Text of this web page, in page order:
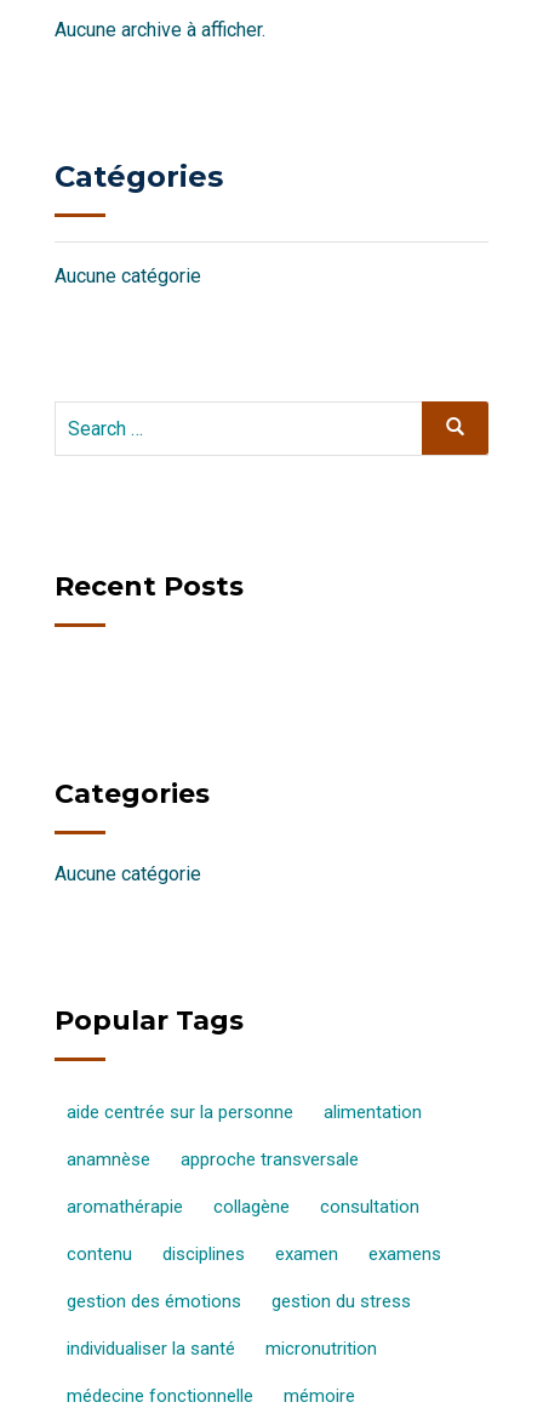
Aucune archive à afficher.
Catégories
Aucune catégorie
Search
Search
Recent Posts
Categories
Aucune catégorie
Popular Tags
aide centrée sur la personne alimentation
anamnèse approche transversale
aromathérapie collagène consultation
contenu disciplines examen examens
gestion des émotions gestion du stress
individualiser la santé micronutrition
médecine fonctionnelle mémoire